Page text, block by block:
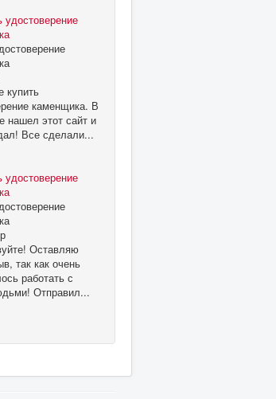
купить
каменщика. В
нашел этот сайт и
Все сделали...
Оставляю
так как очень
работать с
Отправил...